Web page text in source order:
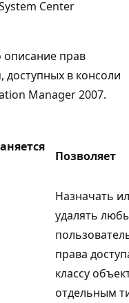
Center
прав
доступных в консоли
Manager 2007.
Позволяет
Назначать
удалять
права
классу
отдельным